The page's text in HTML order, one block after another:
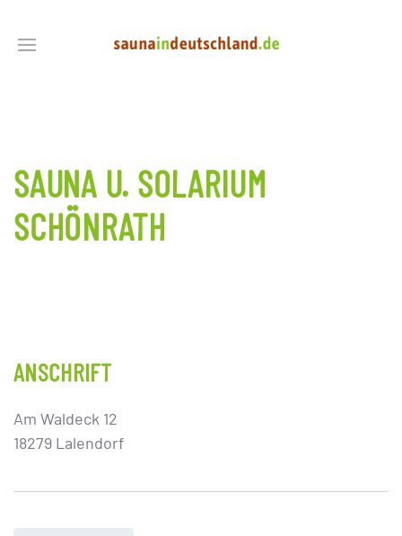
SAUNA U. SOLARIUM
SCHÖNRATH
ANSCHRIFT
Am Waldeck 12
18279 Lalendorf